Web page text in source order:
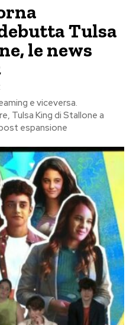
Tulsa
le news
e viceversa.
Tulsa King di Stallone a
espansione